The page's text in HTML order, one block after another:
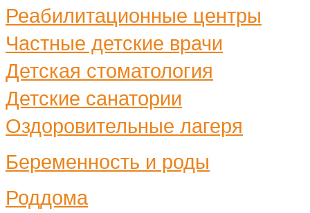
Реабилитационные центры
Частные детские врачи
Детская стоматология
Детские санатории
Оздоровительные лагеря
Беременность и роды
Роддома